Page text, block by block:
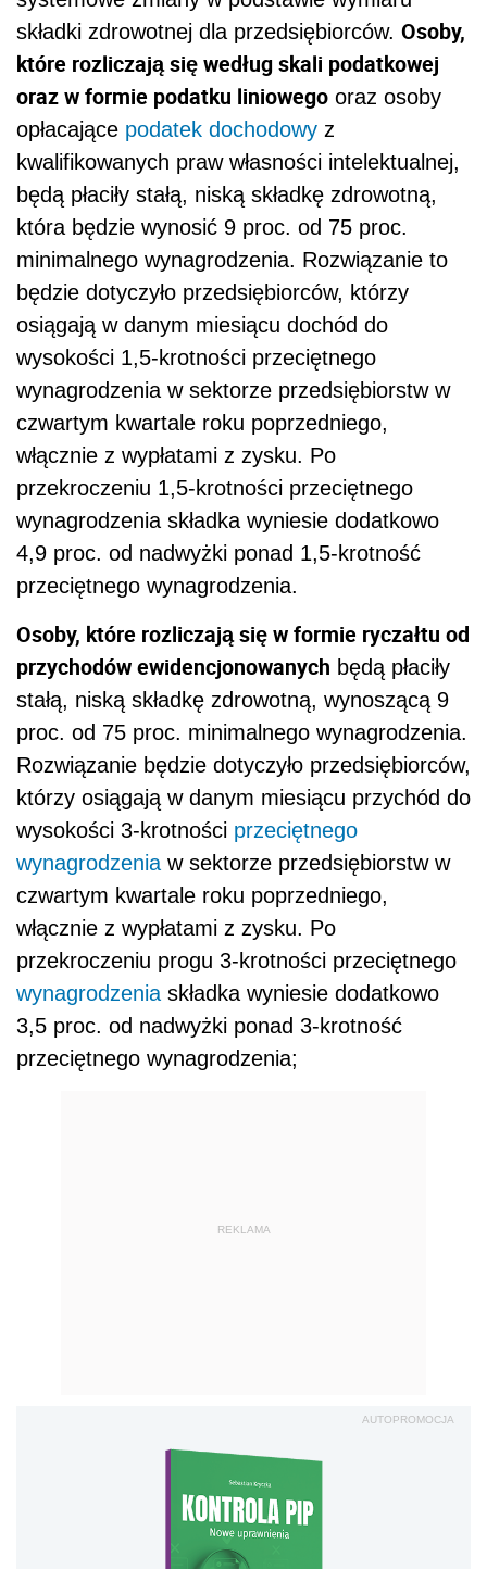
składki zdrowotnej dla przedsiębiorców. Osoby,
które rozliczają się według skali podatkowej
oraz w formie podatku liniowego oraz osoby
opłacające podatek dochodowy z
kwalifikowanych praw własności intelektualnej,
będą płaciły stałą, niską składkę zdrowotną,
która będzie wynosić 9 proc. od 75 proc.
minimalnego wynagrodzenia. Rozwiązanie to
będzie dotyczyło przedsiębiorców, którzy
osiągają w danym miesiącu dochód do
wysokości 1,5-krotności przeciętnego
wynagrodzenia w sektorze przedsiębiorstw w
czwartym kwartale roku poprzedniego,
włącznie z wypłatami z zysku. Po
przekroczeniu 1,5-krotności przeciętnego
wynagrodzenia składka wyniesie dodatkowo
4,9 proc. od nadwyżki ponad 1,5-krotność
przeciętnego wynagrodzenia.
Osoby, które rozliczają się w formie ryczałtu od
przychodów ewidencjonowanych będą płaciły
stałą, niską składkę zdrowotną, wynoszącą 9
proc. od 75 proc. minimalnego wynagrodzenia.
Rozwiązanie będzie dotyczyło przedsiębiorców,
którzy osiągają w danym miesiącu przychód do
wysokości 3-krotności przeciętnego
wynagrodzeniaw sektorze przedsiębiorstw w
czwartym kwartale roku poprzedniego,
włącznie z wypłatami z zysku. Po
przekroczeniu progu 3-krotności przeciętnego
wynagrodzeniaskładka wyniesie dodatkowo
3,5 proc. od nadwyżki ponad 3-krotność
przeciętnego wynagrodzenia;
REKLAMA
AUTOPROMOCJA